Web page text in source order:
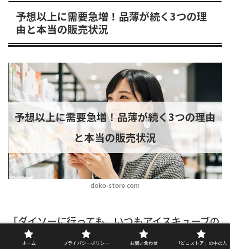
予想以上に需要急増！品薄が続く3つの理
由と本当の販売状況
doko-store.com
予想以上に需要急増！品薄が続く3つの理由
と本当の販売状況
「ダイソーに行っても、いつもアイスキューブの
棚が空っぽ…」これは多くのダイソーファンが
ホーム プライバシーポリシー お問い合わせ 「どこストア」の中の人